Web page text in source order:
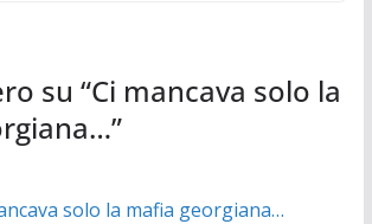
su “Ci mancava solo la
”
solo la mafia georgiana…